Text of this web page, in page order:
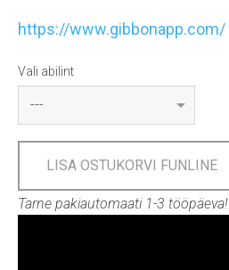
https://www.gibbonapp.com/
Vali abilint
LISA OSTUKORVI FUNLINE
Tarne pakiautomaati 1-3 tööpäeva!